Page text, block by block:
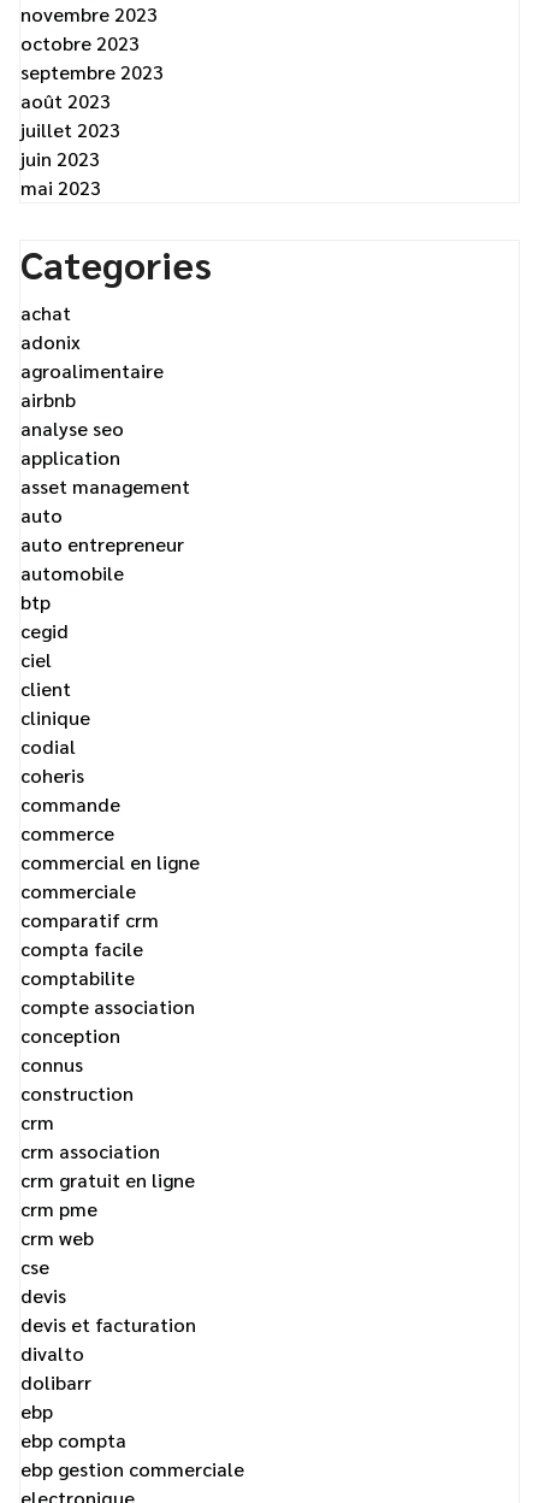
novembre 2023
octobre 2023
septembre 2023
août 2023
juillet 2023
juin 2023
mai 2023
Categories
achat
adonix
agroalimentaire
airbnb
analyse seo
application
asset management
auto
auto entrepreneur
automobile
btp
cegid
ciel
client
clinique
codial
coheris
commande
commerce
commercial en ligne
commerciale
comparatif crm
compta facile
comptabilite
compte association
conception
connus
construction
crm
crm association
crm gratuit en ligne
crm pme
crm web
cse
devis
devis et facturation
divalto
dolibarr
ebp
ebp compta
ebp gestion commerciale
electronique